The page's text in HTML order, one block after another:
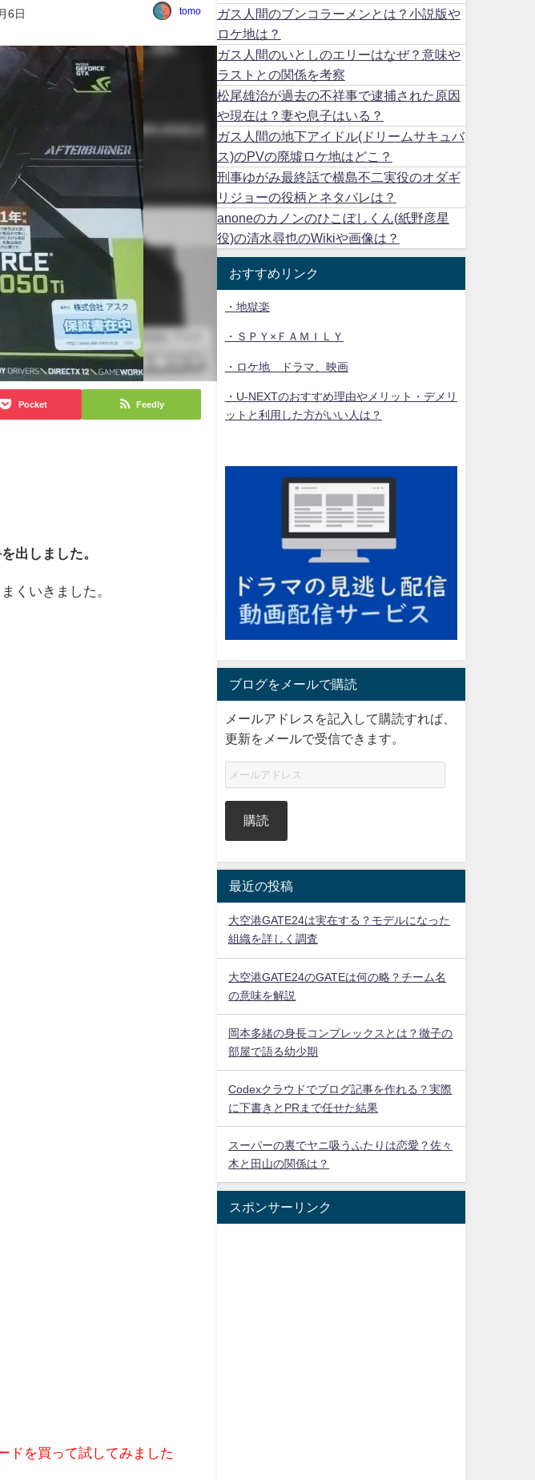
6日 tomo
Pocket Feedly
出しました。
くいきました。
ドを買って試してみました
ガス人間のブンコラーメンとは？小説版や
ロケ地は？
ガス人間のいとしのエリーはなぜ？意味や
ラストとの関係を考察
松尾雄治が過去の不祥事で逮捕された原因
や現在は？妻や息子はいる？
ガス人間の地下アイドル(ドリームサキュバ
ス)のPVの廃墟ロケ地はどこ？
刑事ゆがみ最終話で横島不二実役のオダギ
リジョーの役柄とネタバレは？
anoneのカノンのひこぼしくん(紙野彦星
役)の清水尋也のWikiや画像は？
おすすめリンク
・地獄楽
・ＳＰＹ×ＦＡＭＩＬＹ
・ロケ地 ドラマ、映画
・U-NEXTのおすすめ理由やメリット・デメリ
ットと利用した方がいい人は？
ブログをメールで購読
メールアドレスを記入して購読すれば、
更新をメールで受信できます。
購読
最近の投稿
大空港GATE24は実在する？モデルになった
組織を詳しく調査
大空港GATE24のGATEは何の略？チーム名
の意味を解説
岡本多緒の身長コンプレックスとは？徹子の
部屋で語る幼少期
Codexクラウドでブログ記事を作れる？実際
に下書きとPRまで任せた結果
スーパーの裏でヤニ吸うふたりは恋愛？佐々
木と田山の関係は？
スポンサーリンク